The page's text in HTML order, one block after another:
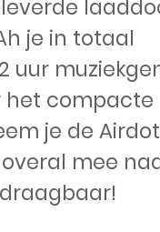
je in totaal
uur
het compacte
je de
mee